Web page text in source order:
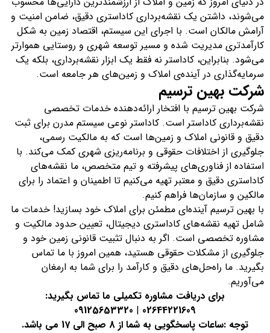
می‌شوند، داشتن یک نقشه‌برداری کاداستری دقیق، ضامن امنیت و
آرامش مالکان است. با اجرای این سیستم، اقتصاد زمین به شکل
کارآمدتری مدیریت شده و مسیر توسعه شهری و روستایی هموارتر
می‌شود. بنابراین، کاداستر نه فقط یک ابزار نقشه‌برداری، بلکه یک
سرمایه‌گذاری در آینده‌ی املاک و زمین‌های هر جامعه است.
شرکت بهین ترسیم
شرکت بهین ترسیم با افتخار ارائه‌دهنده خدمات تخصصی
نقشه‌برداری کاداستر است. کاداستر نوعی سیستم مدرن برای ثبت
دقیق و قانونی املاک و زمین‌ها است که به مالکیت رسمی،
جلوگیری از اختلافات حقوقی و برنامه‌ریزی شهری کمک می‌کند. با
استفاده از فناوری‌های پیشرفته و تیم متخصص، ما نقشه‌های
کاداستری دقیق و معتبر تهیه می‌کنیم تا اطمینان و اعتماد را برای
مالکین و سازمان‌ها فراهم کنیم.
با بهین ترسیم آینده‌ای مطمئن برای املاک خود بسازید! خدمات ما
شامل تهیه نقشه‌های کاداستری دیجیتال، تعیین حدود مالکیت و
مشاوره تخصصی است. اگر به دنبال تثبیت قانونی زمین خود و
جلوگیری از مشکلات حقوقی هستید، همین امروز با ما تماس
بگیرید. ما راه‌حل‌های دقیق و کارآمد را برای شما به ارمغان
می‌آوریم.
برای دریافت مشاوره تکمیلی ما تماس بگیرید:
02644221609
|
09125653320
توجه :ساعات پاسخگویی به شما از 8 صبح الی 17 می باشد.